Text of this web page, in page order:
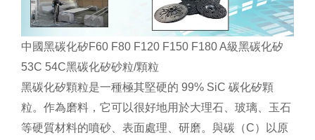
中國黑碳化矽F60 F80 F120 F150 F180 A級黑碳化矽
53C 54C黑碳化矽砂粒/顆粒
黑碳化矽顆粒是一種極其堅硬的 99% SiC 碳化矽顆
粒。作為磨料，它可以很好地用於大理石、玻璃、玉石
等硬質材料的噴砂、表面處理、研磨。與碳（C）以原